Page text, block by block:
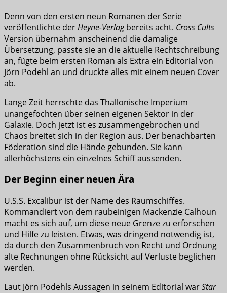
Denn von den ersten neun Romanen der Serie
veröffentlichte derHeyne-Verlagbereits acht. Cross Cults
Version übernahm anscheinend die damalige
Übersetzung, passte sie an die aktuelle Rechtschreibung
an, fügte beim ersten Roman als Extra ein Editorial von
Jörn Podehl an und druckte alles mit einem neuen Cover
ab.
Lange Zeit herrschte das Thallonische Imperium
unangefochten über seinen eigenen Sektor in der
Galaxie. Doch jetzt ist es zusammengebrochen und
Chaos breitet sich in der Region aus. Der benachbarten
Föderation sind die Hände gebunden. Sie kann
allerhöchstens ein einzelnes Schiff aussenden.
Der Beginn einer neuen Ära
U.S.S. Excalibur ist der Name des Raumschiffes.
Kommandiert von dem raubeinigen Mackenzie Calhoun
macht es sich auf, um diese neue Grenze zu erforschen
und Hilfe zu leisten. Etwas, was dringend notwendig ist,
da durch den Zusammenbruch von Recht und Ordnung
alte Rechnungen ohne Rücksicht auf Verluste beglichen
werden.
Laut Jörn Podehls Aussagen in seinem Editorial warStar